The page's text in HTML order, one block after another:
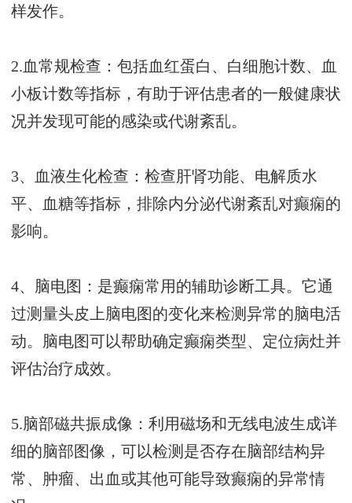
样发作。
2.血常规检查：包括血红蛋白、白细胞计数、血
小板计数等指标，有助于评估患者的一般健康状
况并发现可能的感染或代谢紊乱。
3、血液生化检查：检查肝肾功能、电解质水
平、血糖等指标，排除内分泌代谢紊乱对癫痫的
影响。
4、脑电图：是癫痫常用的辅助诊断工具。它通
过测量头皮上脑电图的变化来检测异常的脑电活
动。脑电图可以帮助确定癫痫类型、定位病灶并
评估治疗成效。
5.脑部磁共振成像：利用磁场和无线电波生成详
细的脑部图像，可以检测是否存在脑部结构异
常、肿瘤、出血或其他可能导致癫痫的异常情